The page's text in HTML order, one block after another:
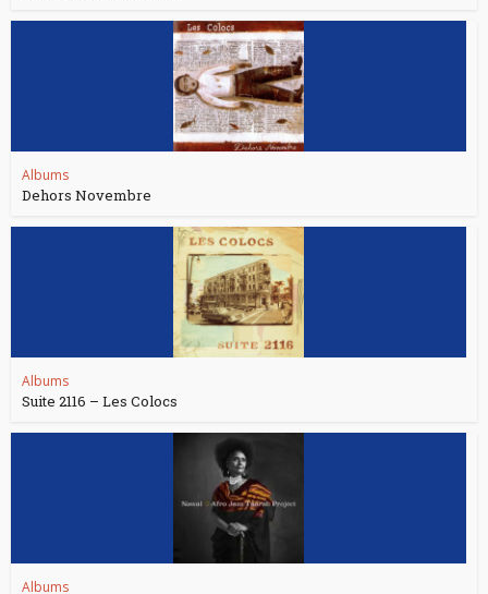
Albums
Dehors Novembre
Albums
Suite 2116 – Les Colocs
Albums